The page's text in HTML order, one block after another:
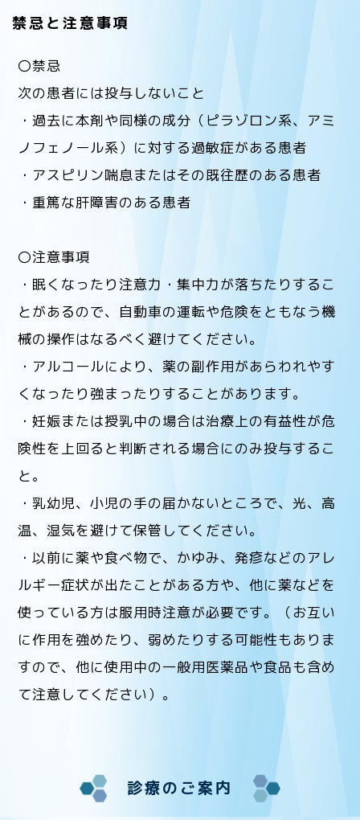
禁忌と注意事項
〇禁忌
次の患者には投与しないこと
・過去に本剤や同様の成分（ピラゾロン系、アミ
ノフェノール系）に対する過敏症がある患者
・アスピリン喘息またはその既往歴のある患者
・重篤な肝障害のある患者
〇注意事項
・眠くなったり注意力・集中力が落ちたりするこ
とがあるので、自動車の運転や危険をともなう機
械の操作はなるべく避けてください。
・アルコールにより、薬の副作用があらわれやす
くなったり強まったりすることがあります。
・妊娠または授乳中の場合は治療上の有益性が危
険性を上回ると判断される場合にのみ投与するこ
と。
・乳幼児、小児の手の届かないところで、光、高
温、湿気を避けて保管してください。
・以前に薬や食べ物で、かゆみ、発疹などのアレ
ルギー症状が出たことがある方や、他に薬などを
使っている方は服用時注意が必要です。（お互い
に作用を強めたり、弱めたりする可能性もありま
すので、他に使用中の一般用医薬品や食品も含め
て注意してください）。
診療のご案内